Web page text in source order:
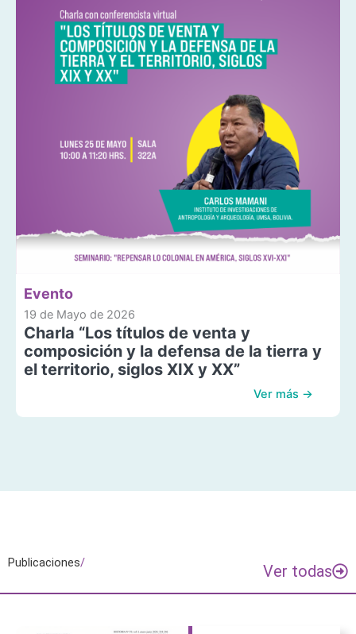
Evento
19 de Mayo de 2026
Charla “Los títulos de venta y
composición y la defensa de la tierra y
el territorio, siglos XIX y XX”
Ver más →
Publicaciones/ Ver todas